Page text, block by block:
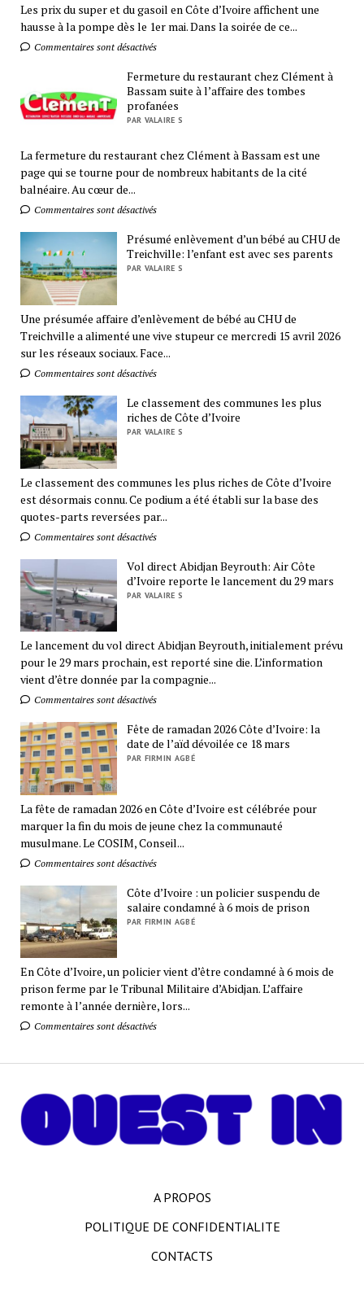
Les prix du super et du gasoil en Côte d’Ivoire affichent une
hausse à la pompe dès le 1er mai. Dans la soirée de ce...
Commentaires sont désactivés
Fermeture du restaurant chez Clément à
Bassam suite à l’affaire des tombes
profanées
PAR VALAIRE S
La fermeture du restaurant chez Clément à Bassam est une
page qui se tourne pour de nombreux habitants de la cité
balnéaire. Au cœur de...
Commentaires sont désactivés
Présumé enlèvement d’un bébé au CHU de
Treichville: l’enfant est avec ses parents
PAR VALAIRE S
Une présumée affaire d’enlèvement de bébé au CHU de
Treichville a alimenté une vive stupeur ce mercredi 15 avril 2026
sur les réseaux sociaux. Face...
Commentaires sont désactivés
Le classement des communes les plus
riches de Côte d’Ivoire
PAR VALAIRE S
Le classement des communes les plus riches de Côte d’Ivoire
est désormais connu. Ce podium a été établi sur la base des
quotes-parts reversées par...
Commentaires sont désactivés
Vol direct Abidjan Beyrouth: Air Côte
d’Ivoire reporte le lancement du 29 mars
PAR VALAIRE S
Le lancement du vol direct Abidjan Beyrouth, initialement prévu
pour le 29 mars prochain, est reporté sine die. L’information
vient d’être donnée par la compagnie...
Commentaires sont désactivés
Fête de ramadan 2026 Côte d’Ivoire: la
date de l’aïd dévoilée ce 18 mars
PAR FIRMIN AGBÉ
La fête de ramadan 2026 en Côte d’Ivoire est célébrée pour
marquer la fin du mois de jeune chez la communauté
musulmane. Le COSIM, Conseil...
Commentaires sont désactivés
Côte d’Ivoire : un policier suspendu de
salaire condamné à 6 mois de prison
PAR FIRMIN AGBÉ
En Côte d’Ivoire, un policier vient d’être condamné à 6 mois de
prison ferme par le Tribunal Militaire d’Abidjan. L’affaire
remonte à l’année dernière, lors...
Commentaires sont désactivés
A PROPOS
POLITIQUE DE CONFIDENTIALITE
CONTACTS